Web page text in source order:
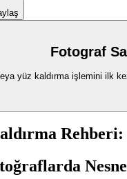
Fotograf
yüz kaldırma işlemini ilk